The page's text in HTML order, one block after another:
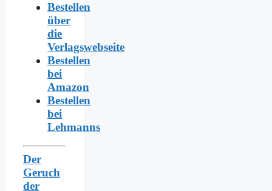
Bestellen
über
die
Verlagswebseite
Bestellen
bei
Amazon
Bestellen
bei
Lehmanns
Der
Geruch
der